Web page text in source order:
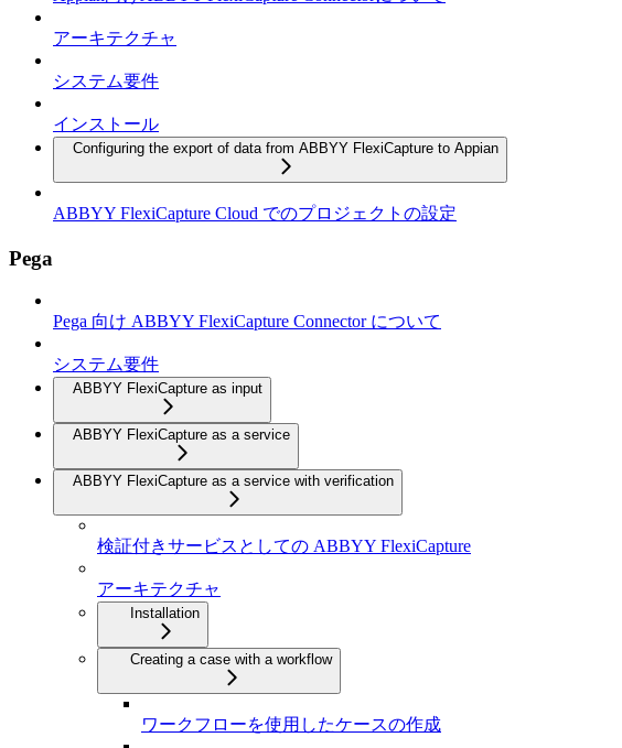
アーキテクチャ
システム要件
インストール
Configuring the export of data from ABBYY FlexiCapture to Appian
ABBYY FlexiCapture Cloud でのプロジェクトの設定
Pega
Pega 向け ABBYY FlexiCapture Connector について
システム要件
ABBYY FlexiCapture as input
ABBYY FlexiCapture as a service
ABBYY FlexiCapture as a service with verification
検証付きサービスとしての ABBYY FlexiCapture
アーキテクチャ
Installation
Creating a case with a workflow
ワークフローを使用したケースの作成